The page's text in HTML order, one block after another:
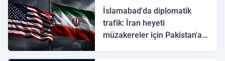
İslamabad'da diplomatik
trafik: İran heyeti
müzakereler için Pakistan'a